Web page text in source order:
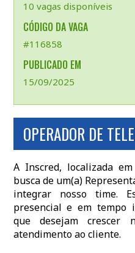
10 vagas disponíveis
CÓDIGO DA VAGA
#116858
PUBLICADO EM
15/09/2025
OPERADOR DE
A Inscred, localizada
busca de um(a)
integrar nosso time.
presencial e em tempo
que desejam crescer
atendimento ao cliente.